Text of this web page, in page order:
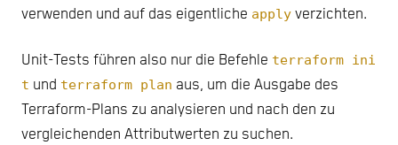
verwenden und auf das eigentliche apply verzichten.
Unit-Tests führen also nur die Befehle terraform ini
t und terraform plan aus, um die Ausgabe des
Terraform-Plans zu analysieren und nach den zu
vergleichenden Attributwerten zu suchen.